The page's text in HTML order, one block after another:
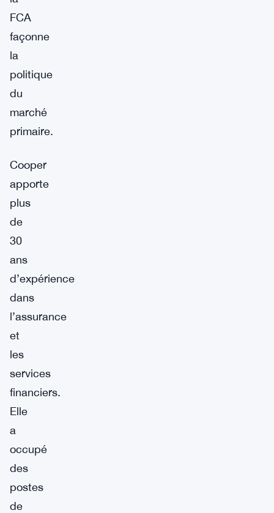
FCA
façonne
la
politique
du
marché
primaire.
Cooper
apporte
plus
de
30
ans
d’expérience
dans
l’assurance
et
les
services
financiers.
Elle
a
occupé
des
postes
de